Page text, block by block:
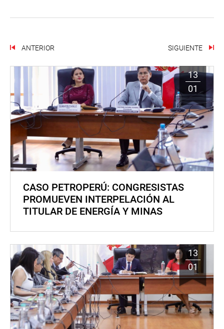
ANTERIOR SIGUIENTE
13
01
CASO PETROPERÚ: CONGRESISTAS
PROMUEVEN INTERPELACIÓN AL
TITULAR DE ENERGÍA Y MINAS
13
01